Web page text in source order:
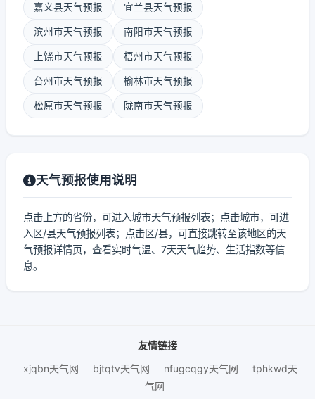
嘉义县天气预报 宜兰县天气预报
滨州市天气预报 南阳市天气预报
上饶市天气预报 梧州市天气预报
台州市天气预报 榆林市天气预报
松原市天气预报 陇南市天气预报
天气预报使用说明
点击上方的省份，可进入城市天气预报列表；点击城市，可进
入区/县天气预报列表；点击区/县，可直接跳转至该地区的天
气预报详情页，查看实时气温、7天天气趋势、生活指数等信
息。
友情链接
xjqbn天气网
bjtqtv天气网 nfugcqgy天气网
tphkwd天
气网